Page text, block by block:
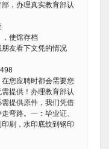
，办理真实教育部认
使馆存档
友看下文凭的情况
您应聘时都会需要您
提供！办理教育部认
提供原件，我们凭借
弯路。一：毕业证、
刷，水印底纹到钢印